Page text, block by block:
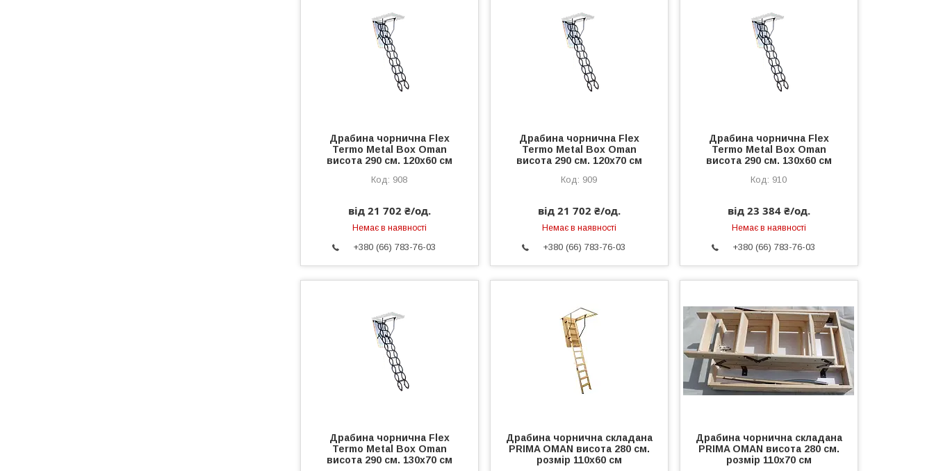
Драбина чорнична Flex
Termo Metal Box Oman
висота 290 см. 120х60 см
908
від 21 702 ₴/од.
Немає в наявності
+380 (66) 783-76-03
Драбина чорнична Flex
Termo Metal Box Oman
висота 290 см. 120х70 см
909
від 21 702 ₴/од.
Немає в наявності
+380 (66) 783-76-03
Драбина чорнична Flex
Termo Metal Box Oman
висота 290 см. 130х60 см
910
від 23 384 ₴/од.
Немає в наявності
+380 (66) 783-76-03
Драбина чорнична Flex
Termo Metal Box Oman
висота 290 см. 130х70 см
Драбина чорнична складана
PRIMA OMAN висота 280 см.
розмір 110х60 см
Драбина чорнична складана
PRIMA OMAN висота 280 см.
розмір 110х70 см